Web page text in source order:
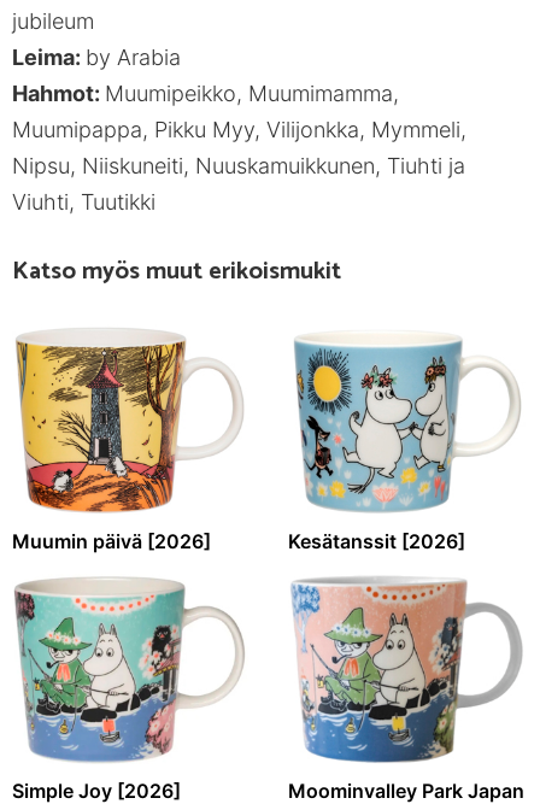
jubileum
Leima: by Arabia
Hahmot: Muumipeikko, Muumimamma,
Muumipappa, Pikku Myy, Vilijonkka, Mymmeli,
Nipsu, Niiskuneiti, Nuuskamuikkunen, Tiuhti ja
Viuhti, Tuutikki
Katso myös muut erikoismukit
Muumin päivä [2026] Kesätanssit [2026]
Simple Joy [2026]
Moominvalley Park Japan